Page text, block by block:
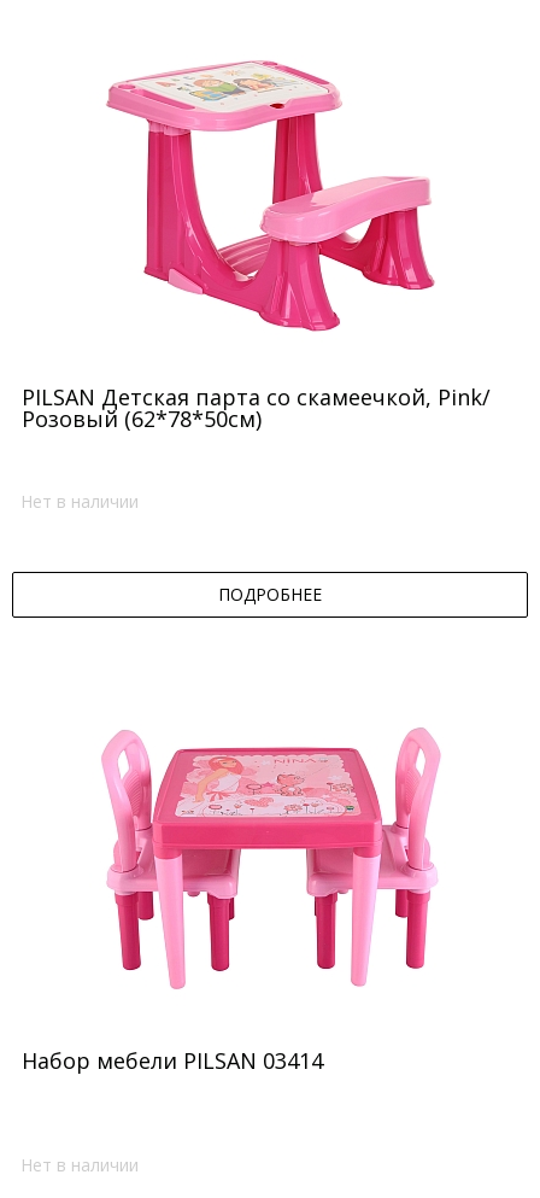
PILSAN Детская парта со скамеечкой, Pink/
Розовый (62*78*50см)
Нет в наличии
ПОДРОБНЕЕ
Набор мебели PILSAN 03414
Нет в наличии